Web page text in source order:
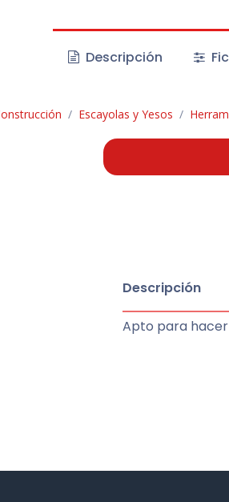
Descripción
Escayolas y Yesos
Descripción
Apto para hacer